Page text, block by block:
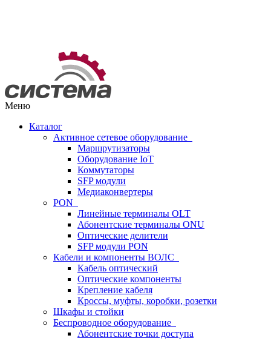
Меню
Каталог
Активное сетевое оборудование
Маршрутизаторы
Оборудование IoT
Коммутаторы
SFP модули
Медиаконвертеры
PON
Линейные терминалы OLT
Абонентские терминалы ONU
Оптические делители
SFP модули PON
Кабели и компоненты ВОЛС
Кабель оптический
Оптические компоненты
Крепление кабеля
Кроссы, муфты, коробки, розетки
Шкафы и стойки
Беспроводное оборудование
Абонентские точки доступа